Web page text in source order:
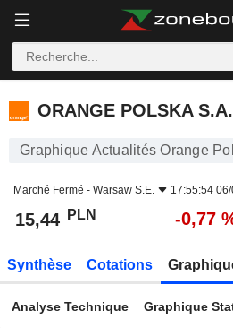
ORANGE POLSKA S.A.
ORANGE POLSKA S.A.
Graphique Actualités Orange
Marché Fermé - Warsaw S.E. 17:55:54
15,44 PLN -0,77
Synthèse Cotations
Analyse Technique Graphique